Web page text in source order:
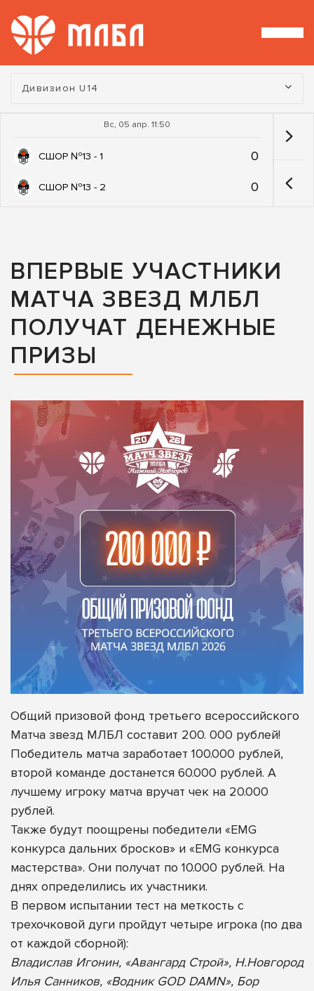
Турнир:
Дивизион U14
Вс, 05 апр. 11:50
СШОР №13 - 1 0
СШОР №13 - 2 0
ВПЕРВЫЕ УЧАСТНИКИ
МАТЧА ЗВЕЗД МЛБЛ
ПОЛУЧАТ ДЕНЕЖНЫЕ
ПРИЗЫ
Общий призовой фонд третьего всероссийского
Матча звезд МЛБЛ составит 200. 000 рублей!
Победитель матча заработает 100.000 рублей,
второй команде достанется 60.000 рублей. А
лучшему игроку матча вручат чек на 20.000
рублей.
Также будут поощрены победители «EMG
конкурса дальних бросков» и «EMG конкурса
мастерства». Они получат по 10.000 рублей. На
днях определились их участники.
В первом испытании тест на меткость с
трехочковой дуги пройдут четыре игрока (по два
от каждой сборной):
Владислав Игонин, «Авангард Строй», Н.Новгород
Илья Санников, «Водник GOD DAMN», Бор